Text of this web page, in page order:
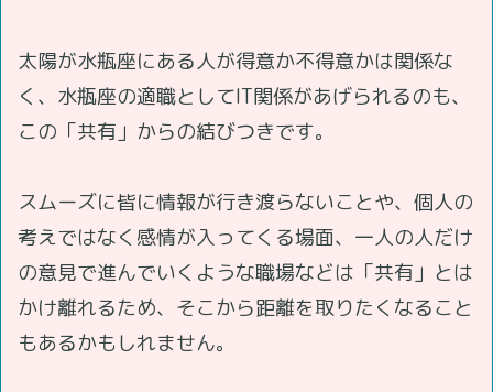
太陽が水瓶座にある人が得意か不得意かは関係な
く、水瓶座の適職としてIT関係があげられるのも、
この「共有」からの結びつきです。
スムーズに皆に情報が行き渡らないことや、個人の
考えではなく感情が入ってくる場面、一人の人だけ
の意見で進んでいくような職場などは「共有」とは
かけ離れるため、そこから距離を取りたくなること
もあるかもしれません。